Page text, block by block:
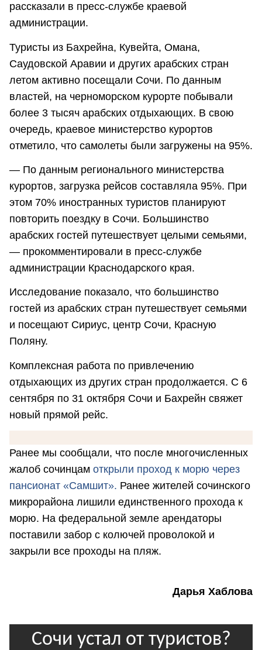
рассказали в пресс-службе краевой
администрации.
Туристы из Бахрейна, Кувейта, Омана,
Саудовской Аравии и других арабских стран
летом активно посещали Сочи. По данным
властей, на черноморском курорте побывали
более 3 тысяч арабских отдыхающих. В свою
очередь, краевое министерство курортов
отметило, что самолеты были загружены на 95%.
― По данным регионального министерства
курортов, загрузка рейсов составляла 95%. При
этом 70% иностранных туристов планируют
повторить поездку в Сочи. Большинство
арабских гостей путешествует целыми семьями,
― прокомментировали в пресс-службе
администрации Краснодарского края.
Исследование показало, что большинство
гостей из арабских стран путешествует семьями
и посещают Сириус, центр Сочи, Красную
Поляну.
Комплексная работа по привлечению
отдыхающих из других стран продолжается. С 6
сентября по 31 октября Сочи и Бахрейн свяжет
новый прямой рейс.
Ранее мы сообщали, что после многочисленных
жалоб сочинцам открыли проход к морю через
пансионат «Самшит». Ранее жителей сочинского
микрорайона лишили единственного прохода к
морю. На федеральной земле арендаторы
поставили забор с колючей проволокой и
закрыли все проходы на пляж.
Дарья Хаблова